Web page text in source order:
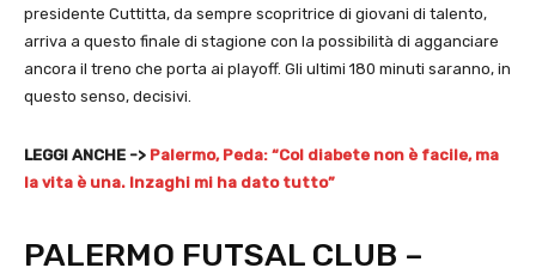
presidente Cuttitta, da sempre scopritrice di giovani di talento,
arriva a questo finale di stagione con la possibilità di agganciare
ancora il treno che porta ai playoff. Gli ultimi 180 minuti saranno, in
questo senso, decisivi.
LEGGI ANCHE -> Palermo, Peda: “Col diabete non è facile, ma
la vita è una. Inzaghi mi ha dato tutto”
PALERMO FUTSAL CLUB –